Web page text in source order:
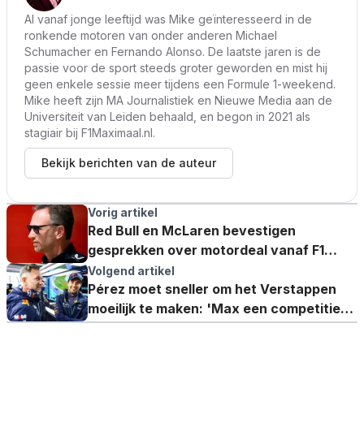
Al vanaf jonge leeftijd was Mike geïnteresseerd in de
ronkende motoren van onder anderen Michael
Schumacher en Fernando Alonso. De laatste jaren is de
passie voor de sport steeds groter geworden en mist hij
geen enkele sessie meer tijdens een Formule 1-weekend.
Mike heeft zijn MA Journalistiek en Nieuwe Media aan de
Universiteit van Leiden behaald, en begon in 2021 als
stagiair bij F1Maximaal.nl.
Bekijk berichten van de auteur
Vorig artikel
Red Bull en McLaren bevestigen
gesprekken over motordeal vanaf F1
2026
Volgend artikel
Pérez moet sneller om het Verstappen
moeilijk te maken: 'Max een competitief
beest'